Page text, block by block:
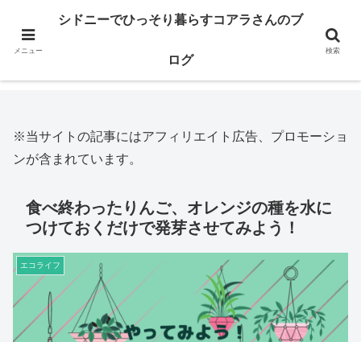
※当サイトの記事にはアフィリエイト広告、プロモーションが含まれてい
※当サイトの記事にはアフィリエイト広告、プロモーショ
ンが含まれています。
食べ終わったりんご、オレンジの種を水に
つけておくだけで発芽させてみよう！
エコライフ
メニュー
シドニーでひっそり暮らすコアラさんのブ
ログ
検索